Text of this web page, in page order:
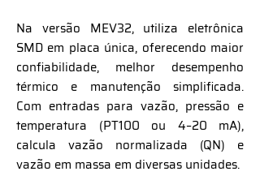
Na versão MEV32, utiliza eletrônica
SMD em placa única, oferecendo maior
confiabilidade, melhor desempenho
térmico e manutenção simplificada.
Com entradas para vazão, pressão e
temperatura (PT100 ou 4–20 mA),
calcula vazão normalizada (QN) e
vazão em massa em diversas unidades.